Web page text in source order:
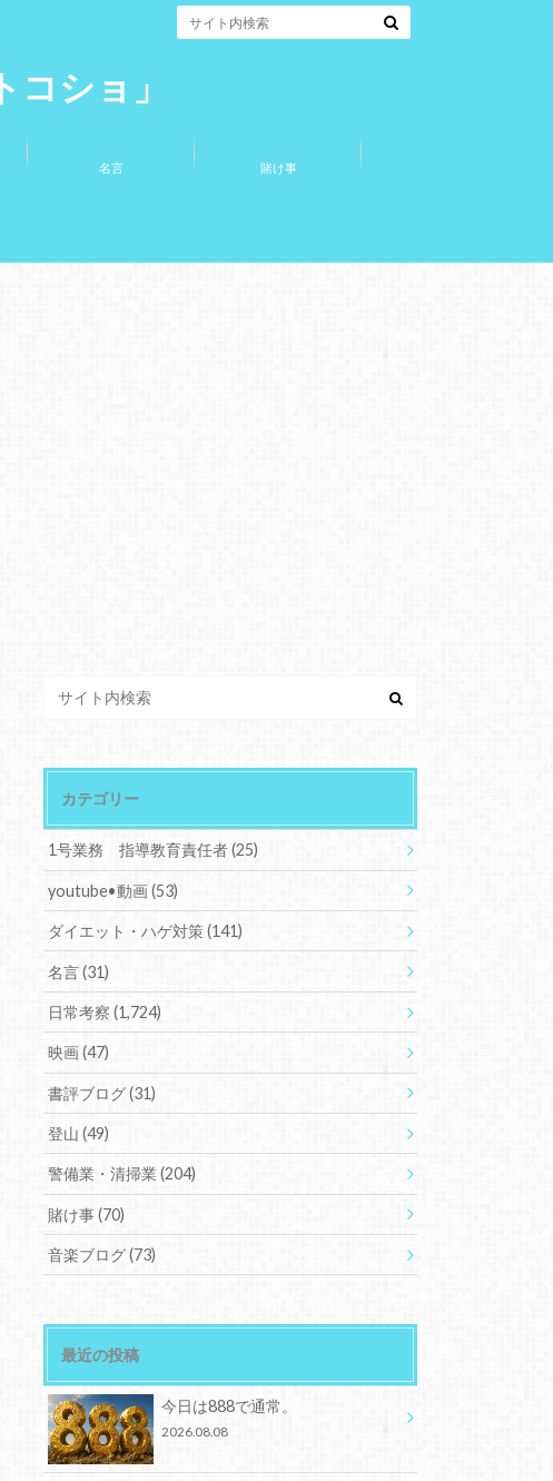
ショ」
名言 賭け事
カテゴリー
1号業務 指導教育責任者(25)
youtube•動画(53)
ダイエット・ハゲ対策(141)
名言(31)
日常考察(1,724)
映画(47)
書評ブログ(31)
登山(49)
警備業・清掃業(204)
賭け事(70)
音楽ブログ(73)
最近の投稿
今日は888で通常。
2026.08.08